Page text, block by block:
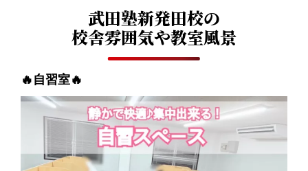
武田塾新発田校の
校舎雰囲気や教室風景
⭐面談室⭐